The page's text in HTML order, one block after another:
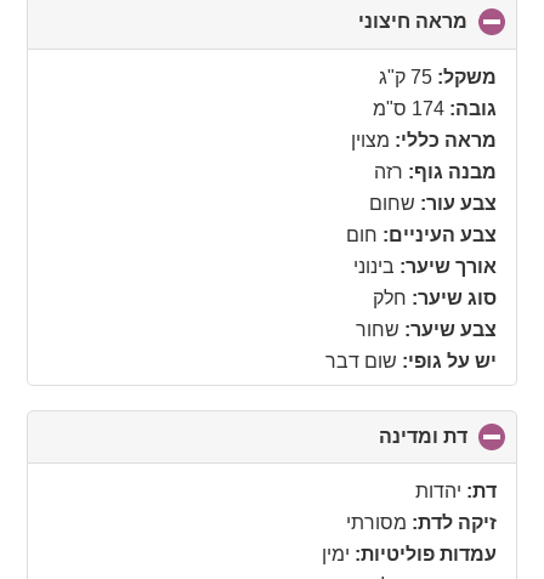
מראה חיצוני
to
משקל: 75 ק"ג
גובה: 174 ס"מ
מראה כללי: מצוין
מבנה גוף: רזה
צבע עור: שחום
צבע העיניים: חום
אורך שיער: בינוני
סוג שיער: חלק
צבע שיער: שחור
יש על גופי: שום דבר
דת ומדינה
to
דת: יהדות
זיקה לדת: מסורתי
עמדות פוליטיות: ימין